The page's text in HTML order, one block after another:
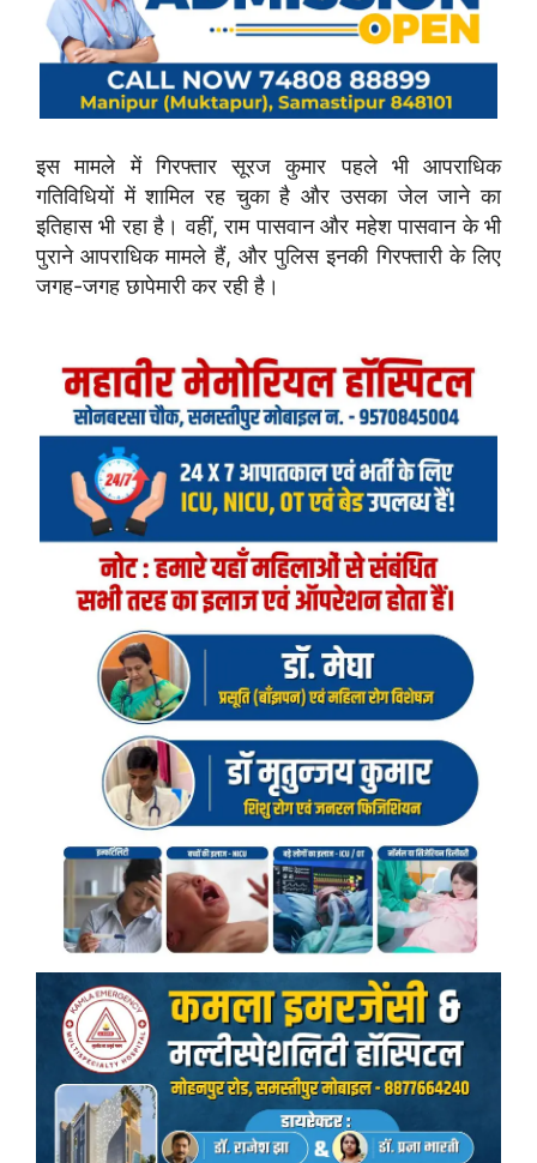
इस मामले में गिरफ्तार सूरज कुमार पहले भी आपराधिक
गतिविधियों में शामिल रह चुका है और उसका जेल जाने का
इतिहास भी रहा है। वहीं, राम पासवान और महेश पासवान के भी
पुराने आपराधिक मामले हैं, और पुलिस इनकी गिरफ्तारी के लिए
जगह-जगह छापेमारी कर रही है।